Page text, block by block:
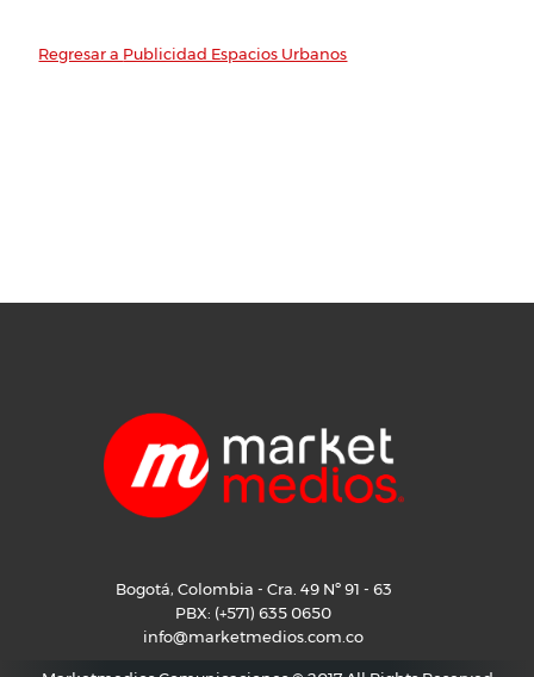
Publicidad Espacios Urbanos
Bogotá, Colombia - Cra. 49 Nº 91 - 63
PBX: (+571) 635 0650
info@marketmedios.com.co